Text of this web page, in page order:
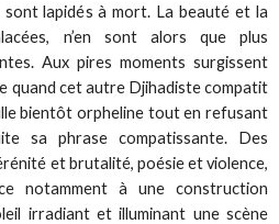
sont lapidés à mort. La beauté et la
n’en sont alors que plus
Aux pires moments surgissent
quand cet autre Djihadiste compatit
bientôt orpheline tout en refusant
sa phrase compatissante. Des
et brutalité, poésie et violence,
notamment à une construction
irradiant et illuminant une scène